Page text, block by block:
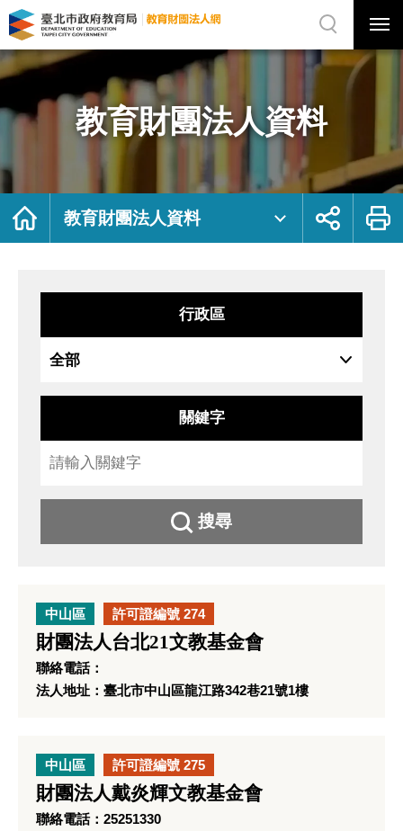
教
育
團
資
料
府
局
法
網
站
選
選
單
關
網
站
尋
教育財團法人資料
首
教育財團法人資料
展
鈕
列
行政區
關鍵字
搜尋
中山區 許可證編號 274
財團法人台北21文教基金會
聯絡電話：
法人地址：臺北市中山區龍江路342巷21號1樓
中山區 許可證編號 275
財團法人戴炎輝文教基金會
聯絡電話：25251330